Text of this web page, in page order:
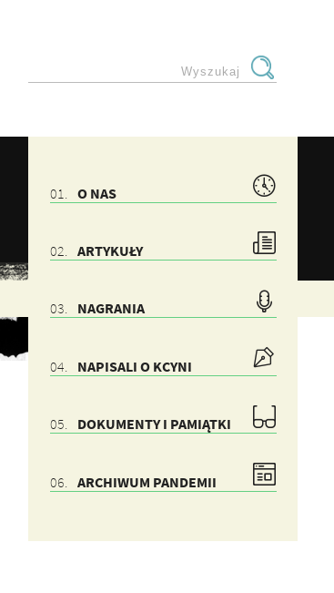
O NAS
ARTYKUŁY
NAGRANIA
NAPISALI O KCYNI
DOKUMENTY I PAMIĄTKI
ARCHIWUM PANDEMII